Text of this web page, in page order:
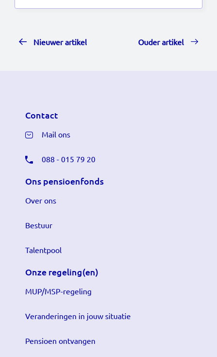
Nieuwer artikel Ouder artikel
Contact
Mail ons
088 - 015 79 20
Ons pensioenfonds
Over ons
Bestuur
Talentpool
Onze regeling(en)
MUP/MSP-regeling
Veranderingen in jouw situatie
Pensioen ontvangen